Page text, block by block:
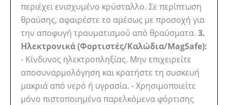
περιέχει ενισχυμένο κρύσταλλο. Σε περίπτωση
θραύσης, αφαιρέστε το αμέσως με προσοχή για
την αποφυγή τραυματισμού από θραύσματα. 3.
Ηλεκτρονικά (Φορτιστές/Καλώδια/MagSafe):
- Κίνδυνος ηλεκτροπληξίας. Μην επιχειρείτε
αποσυναρμολόγηση και κρατήστε τη συσκευή
μακριά από νερό ή υγρασία. - Χρησιμοποιείτε
μόνο πιστοποιημένα παρελκόμενα φόρτισης